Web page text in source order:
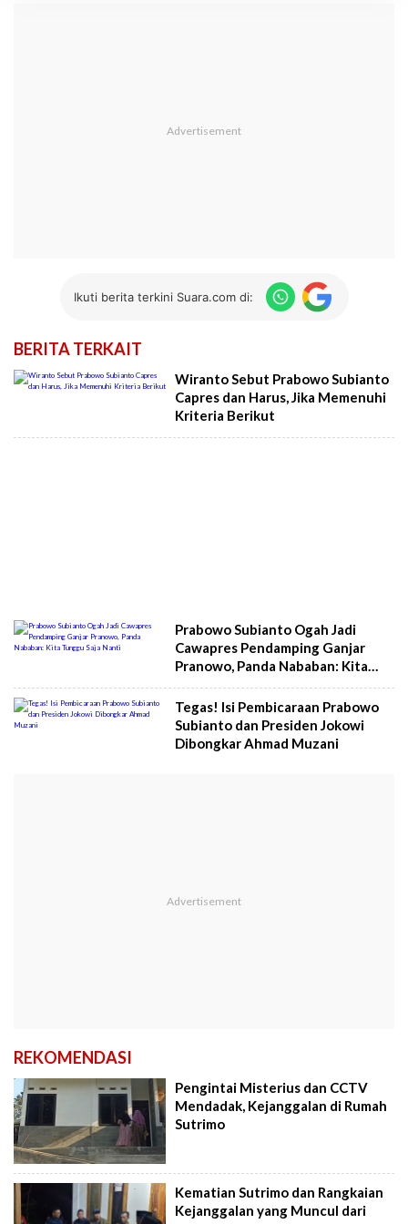
Ikuti berita terkini Suara.com di:
BERITA TERKAIT
Wiranto Sebut Prabowo Subianto
Capres dan Harus, Jika Memenuhi
Kriteria Berikut
Prabowo Subianto Ogah Jadi
Cawapres Pendamping Ganjar
Pranowo, Panda Nababan: Kita
Tunggu Saja Nanti
Tegas! Isi Pembicaraan Prabowo
Subianto dan Presiden Jokowi
Dibongkar Ahmad Muzani
REKOMENDASI
Pengintai Misterius dan CCTV
Mendadak, Kejanggalan di Rumah
Sutrimo
Kematian Sutrimo dan Rangkaian
Kejanggalan yang Muncul dari